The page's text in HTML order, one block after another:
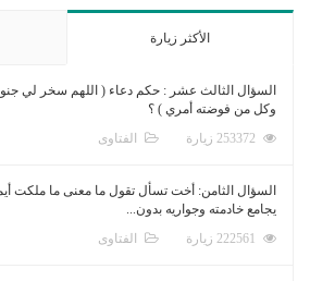
الأكثر زيارة
السؤال الثالث عشر : حكم دعاء ( اللهم سخر لي
وكل من فوضته أمري ) ؟
الفتاوى
السؤال الثامن: أخت تسأل تقول ما معنى ما ملكت
يجامع خادمته وجواريه بدون...
الفتاوى